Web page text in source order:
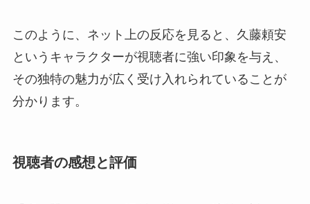
このように、ネット上の反応を見ると、久藤頼安
というキャラクターが視聴者に強い印象を与え、
その独特の魅力が広く受け入れられていることが
分かります。
視聴者の感想と評価